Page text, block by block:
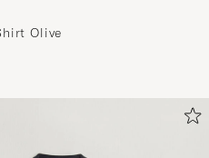
Olive
hinta